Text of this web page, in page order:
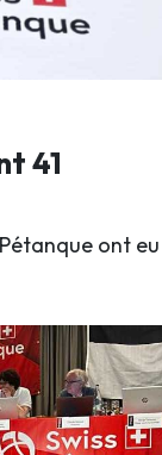
41
ont